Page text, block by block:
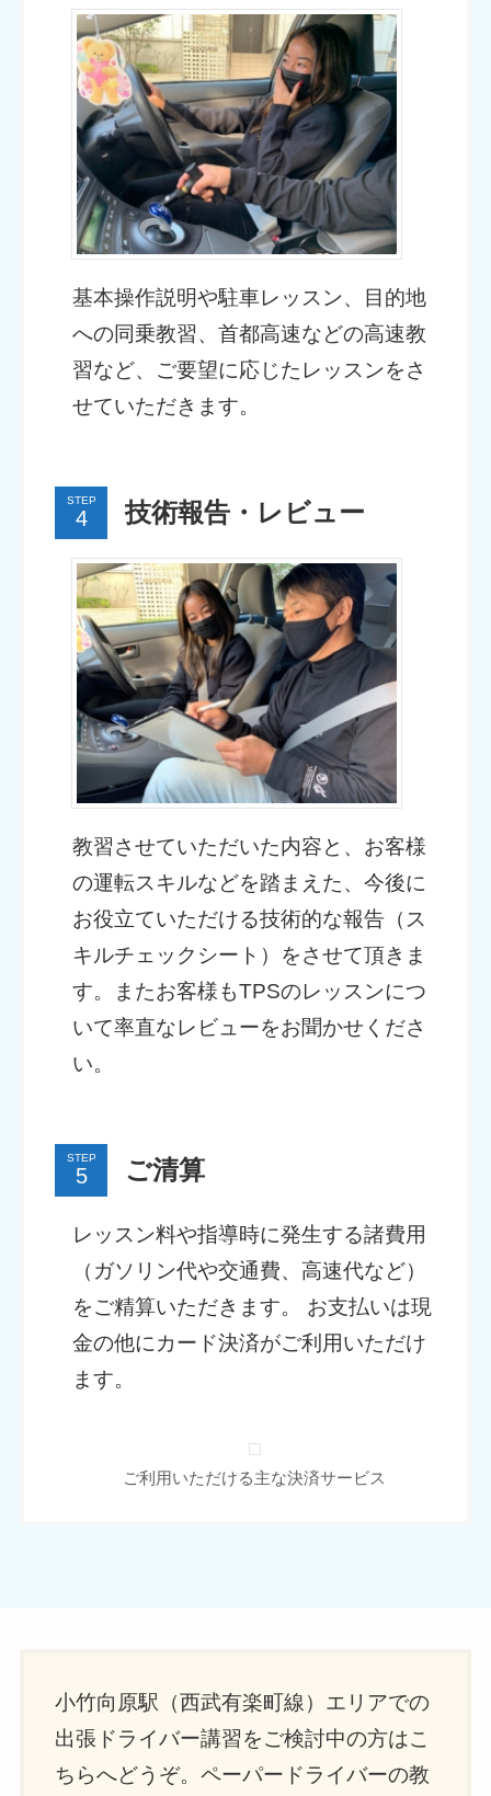
基本操作説明や駐車レッスン、目的地
への同乗教習、首都高速などの高速教
習など、ご要望に応じたレッスンをさ
せていただきます。
STEP 技術報告・レビュー
教習させていただいた内容と、お客様
の運転スキルなどを踏まえた、今後に
お役立ていただける技術的な報告（ス
キルチェックシート）をさせて頂きま
す。またお客様もTPSのレッスンにつ
いて率直なレビューをお聞かせくださ
い。
STEP ご清算
レッスン料や指導時に発生する諸費用
（ガソリン代や交通費、高速代など）
をご精算いただきます。 お支払いは現
金の他にカード決済がご利用いただけ
ます。
ご利用いただける主な決済サービス
小竹向原駅（西武有楽町線）エリアでの
出張ドライバー講習をご検討中の方はこ
ちらへどうぞ。ペーパードライバーの教